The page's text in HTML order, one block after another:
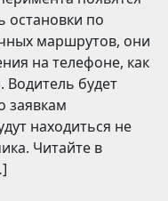
остановки по
маршрутов, они
на телефоне, как
Водитель будет
заявкам
находиться не
Читайте в